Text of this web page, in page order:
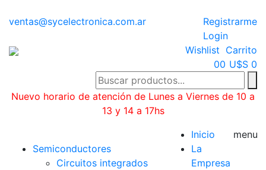
ventas@sycelectronica.com.ar
Registrarme
Login
Wishlist
00
Carrito
U$S 0
Nuevo horario de atención de Lunes a Viernes de 10 a
13 y 14 a 17hs
Semiconductores
Circuitos integrados
Inicio
La
Empresa
menu